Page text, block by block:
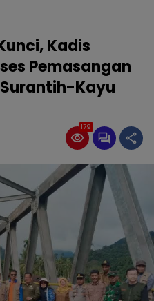
Kadis
Pemasangan
Surantih-Kayu
179